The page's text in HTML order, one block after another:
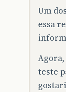
Um
essa
teste